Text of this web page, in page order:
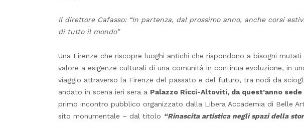
Il direttore Cafasso: “In partenza, dal prossimo anno, anche corsi
di tutto il mondo”
Una Firenze che riscopre luoghi antichi che rispondono a bisogni
valore a esigenze culturali di una comunità in continua evoluzione, in
viaggio attraverso la Firenze del passato e del futuro, tra nodi da
andato in scena ieri sera a Palazzo Ricci-Altoviti, da quest’anno
primo incontro pubblico organizzato dalla Libera Accademia di Belle
sito monumentale – dal titolo “Rinascita artistica negli spazi della